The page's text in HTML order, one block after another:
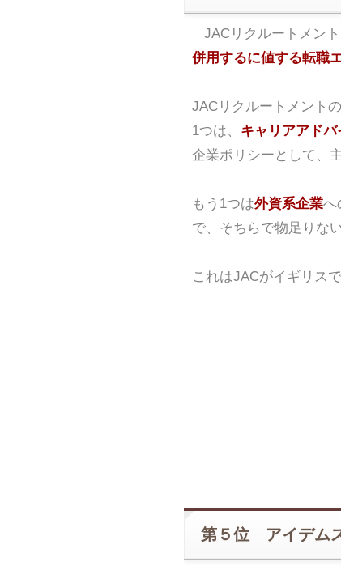
JACリクルートメン
併用するに値する転職
JACリクルートメントの
1つは、 キャリアアド
企業ポリシーとして、
もう1つは外資系企業へ
で、そちらで物足りな
これはJACがイギリス
第５位 アイデム